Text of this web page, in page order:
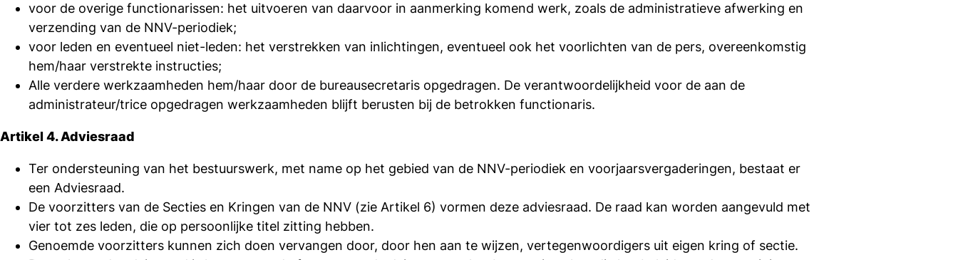
voor de overige functionarissen: het uitvoeren van daarvoor in aanmerking komend werk, zoals de administratieve afwerking en
verzending van de NNV-periodiek;
voor leden en eventueel niet-leden: het verstrekken van inlichtingen, eventueel ook het voorlichten van de pers, overeenkomstig
hem/haar verstrekte instructies;
Alle verdere werkzaamheden hem/haar door de bureausecretaris opgedragen. De verantwoordelijkheid voor de aan de
administrateur/trice opgedragen werkzaamheden blijft berusten bij de betrokken functionaris.
Artikel 4. Adviesraad
Ter ondersteuning van het bestuurswerk, met name op het gebied van de NNV-periodiek en voorjaarsvergaderingen, bestaat er
een Adviesraad.
De voorzitters van de Secties en Kringen van de NNV (zie Artikel 6) vormen deze adviesraad. De raad kan worden aangevuld met
vier tot zes leden, die op persoonlijke titel zitting hebben.
Genoemde voorzitters kunnen zich doen vervangen door, door hen aan te wijzen, vertegenwoordigers uit eigen kring of sectie.